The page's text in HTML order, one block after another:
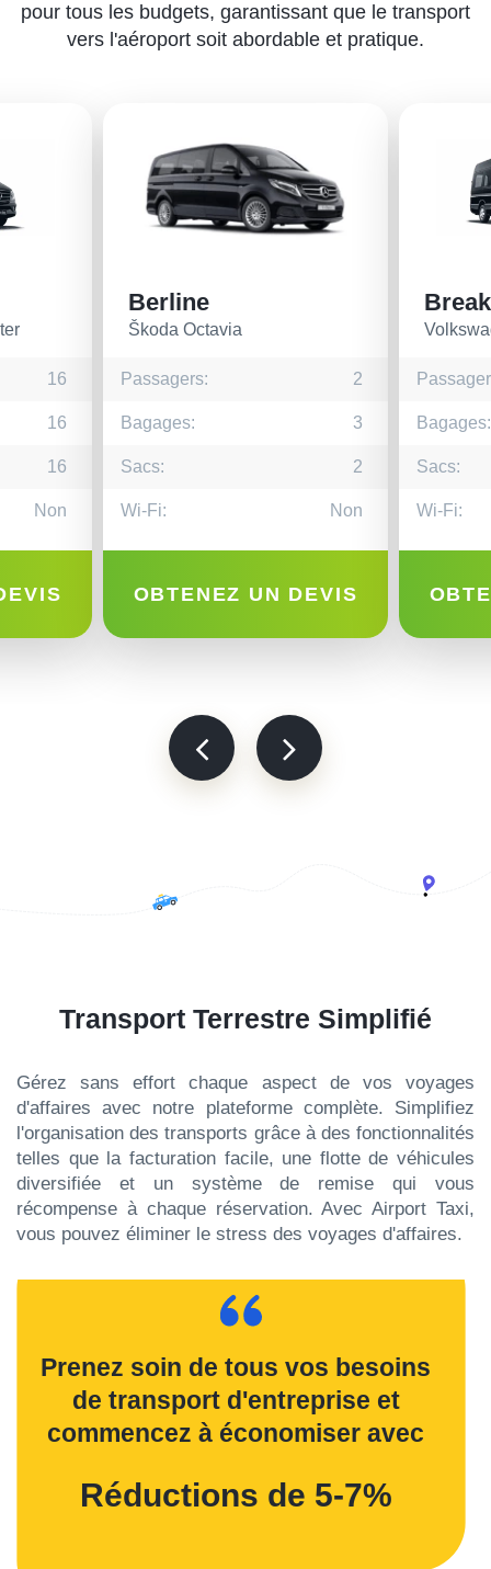
pour tous les budgets, garantissant que le transport
vers l'aéroport soit abordable et pratique.
16
16
16
Non
Berline
Škoda Octavia
Passagers: 2
Bagages: 3
Sacs: 2
Wi-Fi: Non
OBTENEZ UN DEVIS
Break
Bagages:
Sacs:
Wi-Fi:
Transport Terrestre Simplifié
Gérez sans effort chaque aspect de vos voyages
d'affaires avec notre plateforme complète. Simplifiez
l'organisation des transports grâce à des fonctionnalités
telles que la facturation facile, une flotte de véhicules
diversifiée et un système de remise qui vous
récompense à chaque réservation. Avec Airport Taxi,
vous pouvez éliminer le stress des voyages d'affaires.
Prenez soin de tous vos besoins
de transport d'entreprise et
commencez à économiser avec
Réductions de 5-7%